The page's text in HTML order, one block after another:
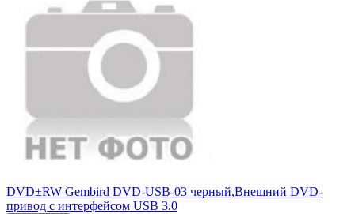
DVD±RW Gembird DVD-USB-03 черный,Внешний DVD-
привод с интерфейсом USB 3.0